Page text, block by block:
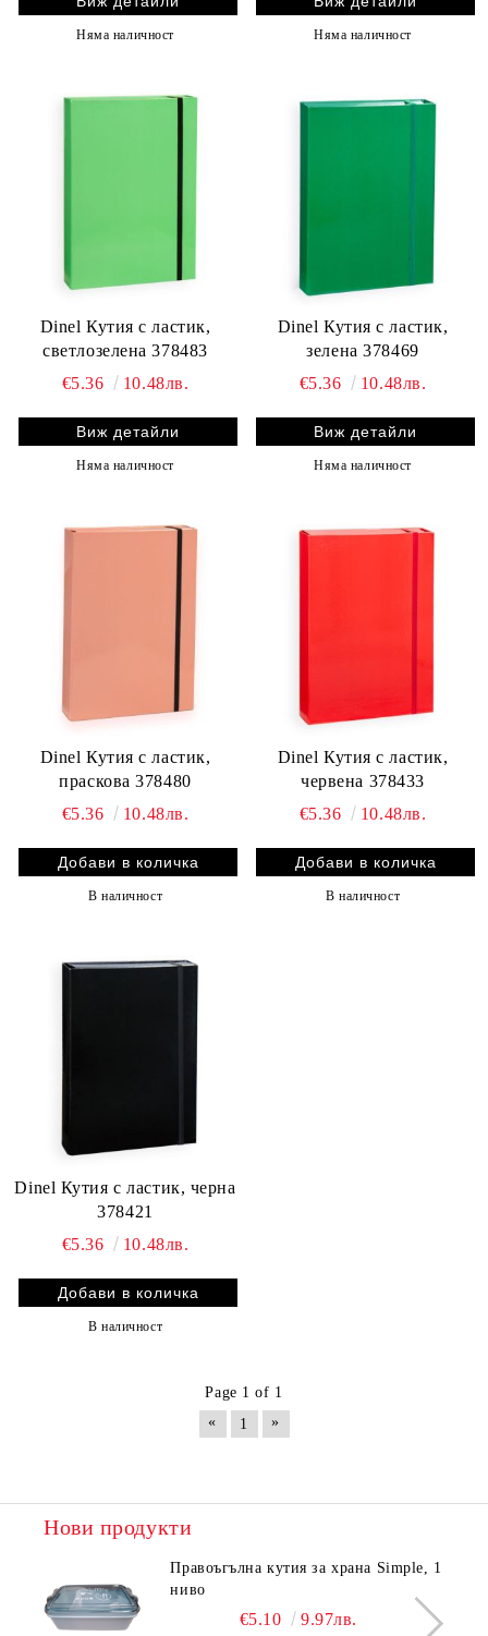
Няма наличност Няма наличност
Dinel Кутия с ластик,
светлозелена 378483
€5.36
10.48лв.
Виж детайли
Няма наличност
Dinel Кутия с ластик,
зелена 378469
€5.36
10.48лв.
Виж детайли
Няма наличност
Dinel Кутия с ластик,
праскова 378480
€5.36
10.48лв.
В наличност
Dinel Кутия с ластик,
червена 378433
€5.36
10.48лв.
В наличност
Dinel Кутия с ластик, черна
378421
€5.36
10.48лв.
В наличност
Page 1 of 1
«
1 »
Нови продукти
Правоъгълна кутия за храна Simple, 1
ниво
€5.10 9.97лв.